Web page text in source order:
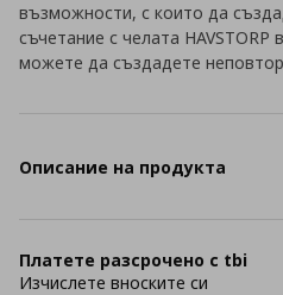
възможности, с които да
съчетание с челата
можете да създадете
Описание на продукта
Платете разсрочено с tbi
Изчислете вноските си